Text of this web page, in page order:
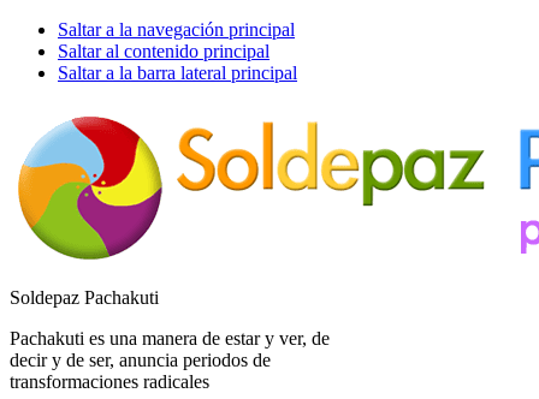
Saltar a la navegación principal
Saltar al contenido principal
Saltar a la barra lateral principal
Soldepaz Pachakuti
Pachakuti es una manera de estar y ver, de
decir y de ser, anuncia periodos de
transformaciones radicales